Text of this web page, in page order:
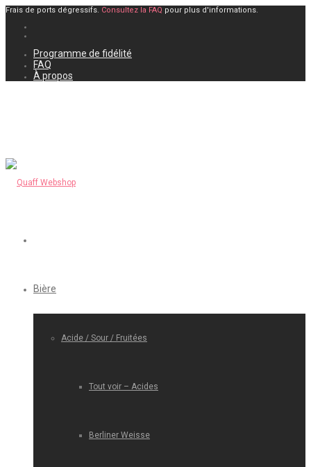
Frais de ports dégressifs. Consultez la FAQ pour plus d'informations.
Programme de fidélité
FAQ
À propos
Bière
Acide / Sour / Fruitées
Tout voir – Acides
Berliner Weisse